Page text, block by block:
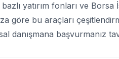
yatırım fonları ve
göre bu araçları
danışmana başvurmanız